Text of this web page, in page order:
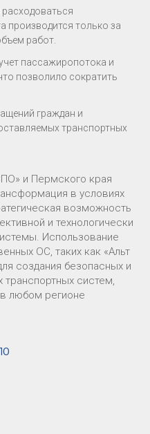
производится только за
работ.
пассажиропотока и
позволило сократить
граждан и
транспортных
и Пермского края
в условиях
возможность
и технологически
Использование
ОС, таких как «Альт
создания безопасных и
транспортных систем,
любом регионе